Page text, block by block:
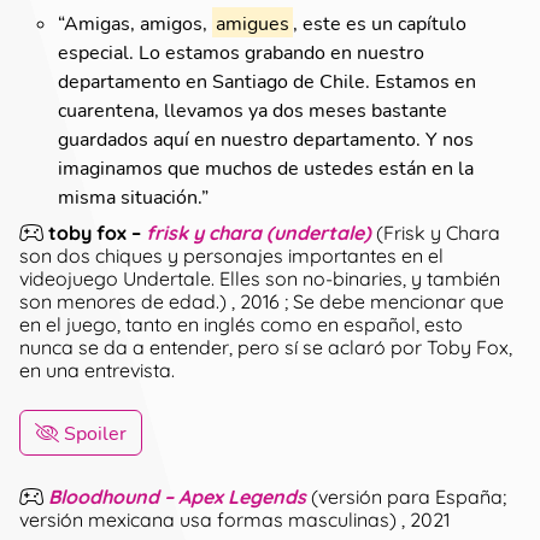
“Amigas, amigos, amigues , este es un capítulo
especial. Lo estamos grabando en nuestro
departamento en Santiago de Chile. Estamos en
cuarentena, llevamos ya dos meses bastante
guardados aquí en nuestro departamento. Y nos
imaginamos que muchos de ustedes están en la
misma situación.”
toby fox – frisk y chara (undertale)(Frisk y Chara
son dos chiques y personajes importantes en el
videojuego Undertale. Elles son no-binaries, y también
son menores de edad.) , 2016 ; Se debe mencionar que
en el juego, tanto en inglés como en español, esto
nunca se da a entender, pero sí se aclaró por Toby Fox,
en una entrevista.
Spoiler
Bloodhound – Apex Legends(versión para España;
versión mexicana usa formas masculinas) , 2021